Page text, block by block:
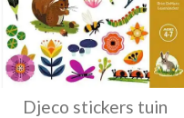
Djeco stickers tuin